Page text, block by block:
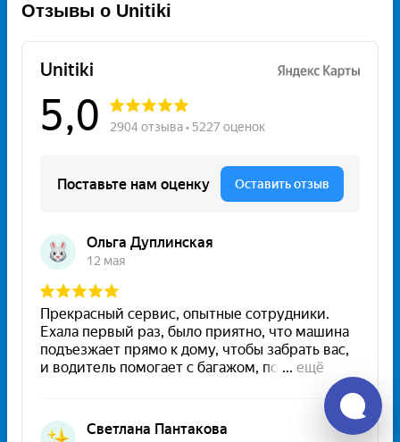
Отзывы о Unitiki